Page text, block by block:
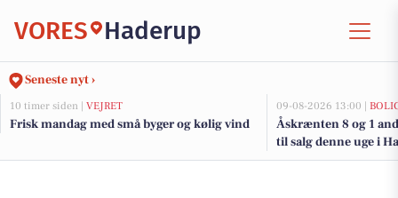
VORES Haderup
Seneste nyt ›
10 timer siden | VEJRET
Frisk mandag med små byger og kølig vind
09-08-2026 13:00 |
Åskrænten 8 og 1
til salg denne uge i
her.